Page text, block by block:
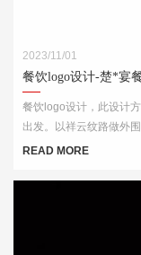
2023/11/01
餐饮logo设计-楚*宴
餐饮logo设计，此设计
出发。以祥云纹路做外
酒肆的视觉印象，链接企
READ MORE